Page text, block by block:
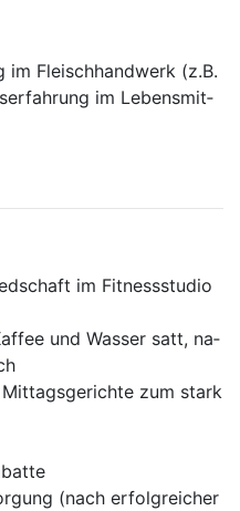
Fleisch­hand­werk (z.B.
im Le­bens­mit­
im Fit­ness­stu­dio
und Was­ser satt, na­
zum stark
(nach er­folg­rei­cher